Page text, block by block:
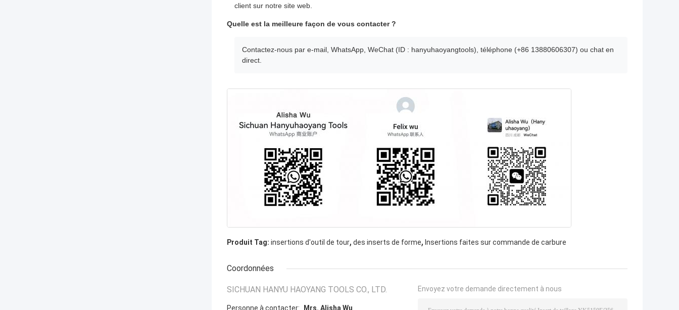
client sur notre site web.
Quelle est la meilleure façon de vous contacter ?
Contactez-nous par e-mail, WhatsApp, WeChat (ID : hanyuhaoyangtools), téléphone (+86 13880606307) ou chat en
direct.
Produit Tag: insertions d'outil de tour, des inserts de forme, Insertions faites sur commande de carbure
Coordonnées
SICHUAN HANYU HAOYANG TOOLS CO., LTD.
Personne à contacter: Mrs. Alisha Wu
Envoyez votre demande directement à nous